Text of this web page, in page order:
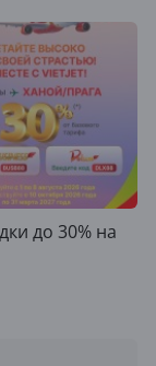
до 30% на